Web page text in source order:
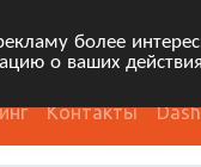
более
о ваших
Контакты